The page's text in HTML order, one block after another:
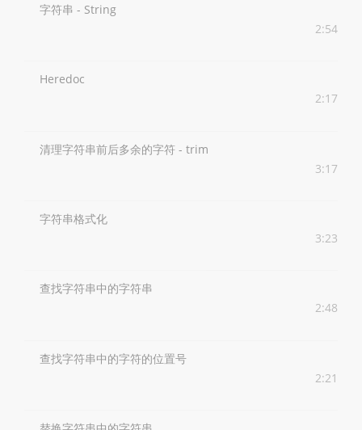
字符串 - String
2:54
Heredoc
2:17
清理字符串前后多余的字符 - trim
3:17
字符串格式化
3:23
查找字符串中的字符串
2:48
查找字符串中的字符的位置号
2:21